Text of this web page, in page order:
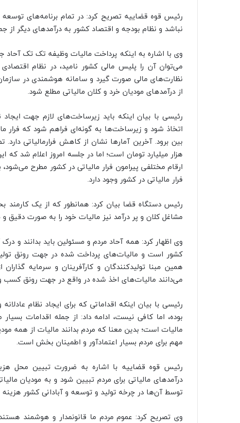
رئیس قوه قضاییه تصریح کرد: در تمام برنامه‌های
نباشد و نظام بودجه و اقتصاد کشور به درآمد‌های دیگر از
وی با اشاره به اینکه پرداخت مالیات وظیفه تک تک
می‌توان آن را پلیس مالی کشور نامید، در نظام
نظارت‌های مالی صورت گیرد و سامانه هوشمندی در
از درآمد‌های مودیان خرد و کلان مالیاتی مطلع شود.
رئیسی با بیان اینکه باید زیرساخت‌های لازم جهت ایجاد
اتخاذ شود و زیرساخت‌ها به گونه‌ای فراهم شود که فرار
ارقام مختلفی پیرامون فرار مالیاتی در کشور مطرح
فرار مالیاتی در کشور وجود دارد.
رئیس دستگاه قضا بیان کرد: همانطور که از یک کارمند
مشاغل کلان و پر درآمد نیز مالیات خود را به صورت دقیق
وی اظهار کرد: همه آحاد مردم و مسئولین باید بدانند و
کشور است و مالیات‌های پرداخت شده در جهت رونق تولید
همین مبنا تولیدکنندگان و کارآفرینان و سرمایه
می‌دانند مالیات‌های اخذ شده در واقع در جهت رونق کسب و
رئیسی با بیان اینکه اقداماتی که برای ایجاد نظام
بوده، اما کافی نیست، ادامه داد: از جمله اقدامات
مالیات است؛ بدین معنا که مردم بدانند مالیات از همه
مهم برای مردم بسیار اعتمادآور و اطمینان بخش است.
رئیس قوه قضاییه با اشاره به ضرورت تبیین محل
درآمد‌های مالیاتی برای مردم تبیین شود و به مودیان
توسط آن‌ها در چرخه تولید و توسعه و آبادانی کشور
وی تصریح کرد: عموم مردم ما قانونمدار و هوشمند